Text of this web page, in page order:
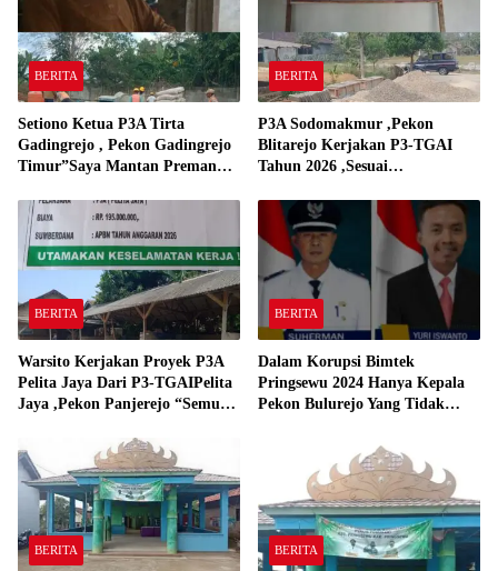
BERITA
Setiono Ketua P3A Tirta
Gadingrejo , Pekon Gadingrejo
Timur”Saya Mantan Preman
Gadingrejo Tahun 2000″
BERITA
P3A Sodomakmur ,Pekon
Blitarejo Kerjakan P3-TGAI
Tahun 2026 ,Sesuai
BERITA
Warsito Kerjakan Proyek P3A
Pelita Jaya Dari P3-TGAIPelita
Jaya ,Pekon Panjerejo “Semua
BERITA
Dalam Korupsi Bimtek
Pringsewu 2024 Hanya Kepala
Pekon Bulurejo Yang Tidak
BERITA BERITA